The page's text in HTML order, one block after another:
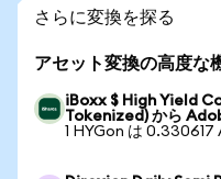
さらに変換を探る
アセット変換の高度な
iBoxx $ High Yield
Tokenized) から
1 HYGon は 0.330617